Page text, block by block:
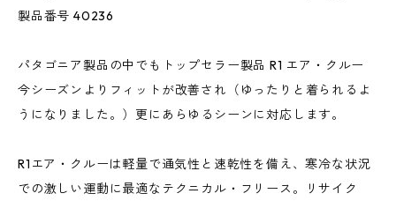
製品番号 40236
パタゴニア製品の中でもトップセラー製品 R1 エア・クルー
今シーズンよりフィットが改善され（ゆったりと着られるよ
うになりました。）更にあらゆるシーンに対応します。
R1エア・クルーは軽量で通気性と速乾性を備え、寒冷な状況
での激しい運動に最適なテクニカル・フリース。リサイク